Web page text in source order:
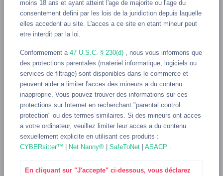
moins 18 ans et ayant atteint l'age de majorite ou l'age du
consentement defini par les lois de la juridiction depuis laquelle
elles accedent au site. L'acces a ce site en etant mineur peut
etre interdit par la loi.
Conformement a 47 U.S.C. § 230(d)
, nous vous informons que
des protections parentales (materiel informatique, logiciels ou
services de filtrage) sont disponibles dans le commerce et
peuvent aider a limiter l'acces des mineurs a du contenu
inapproprie. Vous pouvez trouver des informations sur ces
protections sur Internet en recherchant "parental control
protection" ou des termes similaires. Si des mineurs ont acces
a votre ordinateur, veuillez limiter leur acces a du contenu
sexuellement explicite en utilisant ces produits :
CYBERsitter™
Net Nanny® SafeToNet ASACP
En cliquant sur "J'accepte" ci-dessous, vous déclarez
GERMANY GIBRALTAR GREECE GREENLAND
GRENADA GUADELOUPE GUAM GUATEMALA
HEARD ISLAND AND MCDONALD ISLANDS
HOLY SEE (VATICAN CITY STATE) HONDURAS HONG KONG
HUNGARY
IRAQ IRELAND ISLE OF MAN ISRAEL ITALY JAMAICA
JAPAN
KIRIBATI KOREA, DEMOCRATIC PEOPLE"S REPUBLIC OF
LAO PEOPLE"S DEMOCRATIC REPUBLIC LATVIA LEBANON